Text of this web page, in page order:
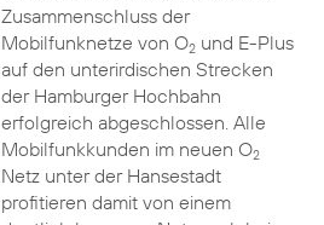
Zusammenschluss der
Mobilfunknetze von O2und E-Plus
auf den unterirdischen Strecken
der Hamburger Hochbahn
erfolgreich abgeschlossen. Alle
Mobilfunkkunden im neuen O2
Netz unter der Hansestadt
profitieren damit von einem